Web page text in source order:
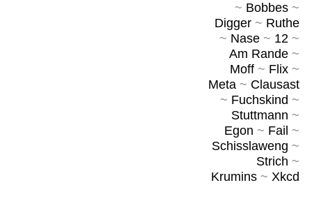
~ Bobbes~
Digger~ Ruthe
~ Nase~ 12~
Am Rande~
Moff~ Flix~
Meta~ Clausast
~ Fuchskind ~
Stuttmann ~
Egon ~ Fail ~
Schisslaweng ~
Strich ~
Krumins~ Xkcd